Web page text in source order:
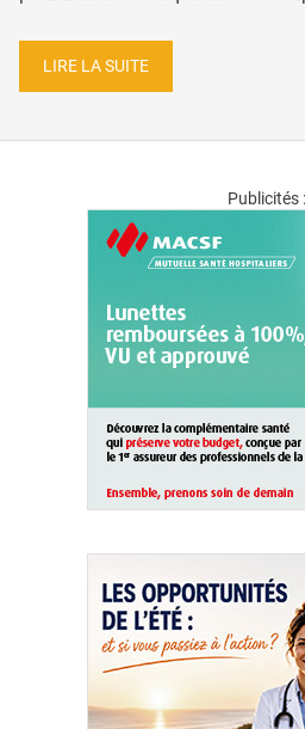
LIRE LA SUITE
Publicités :